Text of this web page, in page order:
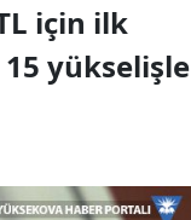
için ilk
yükselişle